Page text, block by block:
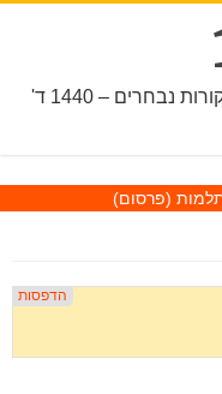
חדשות, מבזקי חדשות ומאמרים ממקורות נבחרים – 1440 ד'
(פרסום)